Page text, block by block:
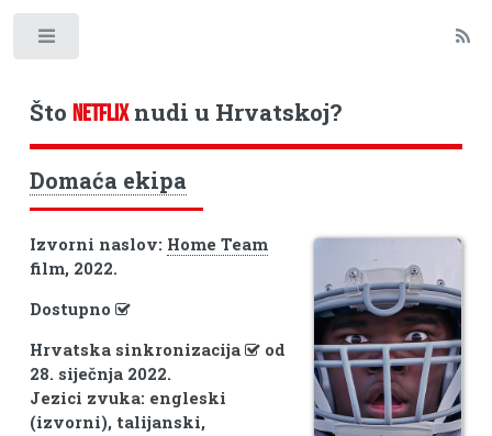
Što NETFLIXnudi u Hrvatskoj?
Domaća ekipa
Izvorni naslov: Home Team
film, 2022.
Dostupno
Hrvatska sinkronizacija
od
28. siječnja 2022.
Jezici zvuka: engleski
(izvorni), talijanski,